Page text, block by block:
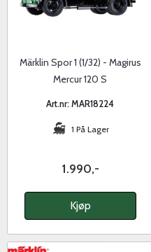
Märklin Spor 1 (1/32) - Magirus
Mercur 120 S
Art.nr: MAR18224
1 På Lager
1.990,-
Kjøp